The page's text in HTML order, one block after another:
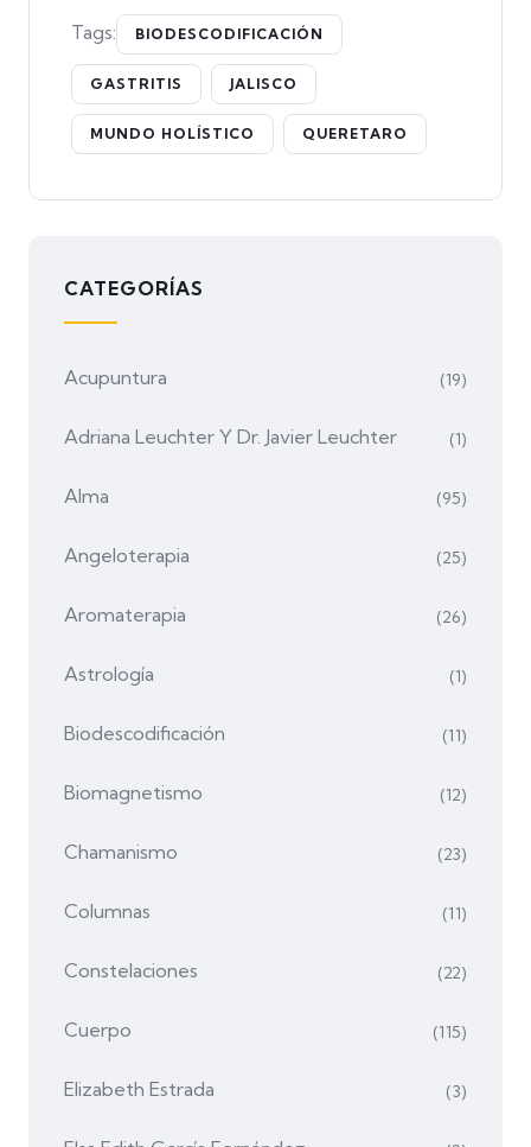
Tags: BIODESCODIFICACIÓN
GASTRITIS JALISCO
MUNDO HOLÍSTICO QUERETARO
CATEGORÍAS
Acupuntura (19)
Adriana Leuchter Y Dr. Javier Leuchter (1)
Alma (95)
Angeloterapia (25)
Aromaterapia (26)
Astrología (1)
Biodescodificación (11)
Biomagnetismo (12)
Chamanismo (23)
Columnas (11)
Constelaciones (22)
Cuerpo (115)
Elizabeth Estrada (3)